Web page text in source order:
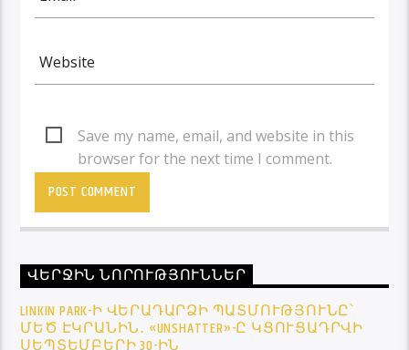
Save my name, email, and website in this
browser for the next time I comment.
ՎԵՐՋԻՆ ՆՈՐՈՒԹՅՈՒՆՆԵՐ
LINKIN PARK-Ի ՎԵՐԱԴԱՐՁԻ ՊԱՏՄՈՒԹՅՈՒՆԸ՝
ՄԵԾ ԷԿՐԱՆԻՆ․ «UNSHATTER»-Ը ԿՑՈՒՑԱԴՐՎԻ